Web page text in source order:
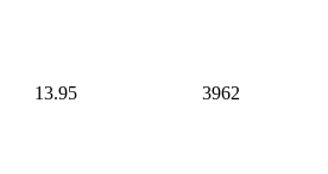
13.95 3962